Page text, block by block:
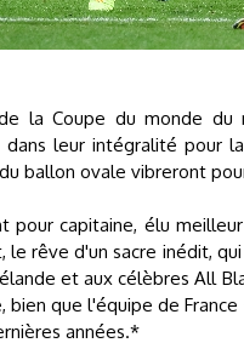
la Coupe du monde
dans leur intégralité pour
ballon ovale vibreront
pour capitaine, élu
le rêve d'un sacre inédit,
et aux célèbres All
bien que l'équipe de
années.*